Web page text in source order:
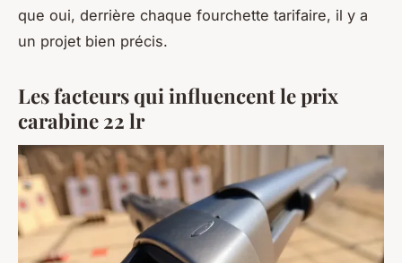
que oui, derrière chaque fourchette tarifaire, il y a
un projet bien précis.
Les facteurs qui influencent le prix
carabine 22 lr